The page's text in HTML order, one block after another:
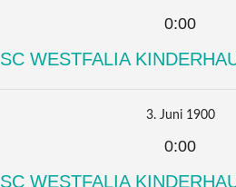
0:00
SC WESTFALIA
3. Juni 1900
0:00
SC WESTFALIA